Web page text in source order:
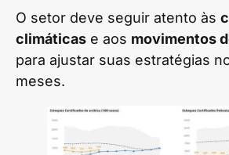
O setor deve seguir atento às
climáticas e aos movimentos
para ajustar suas estratégias
meses.